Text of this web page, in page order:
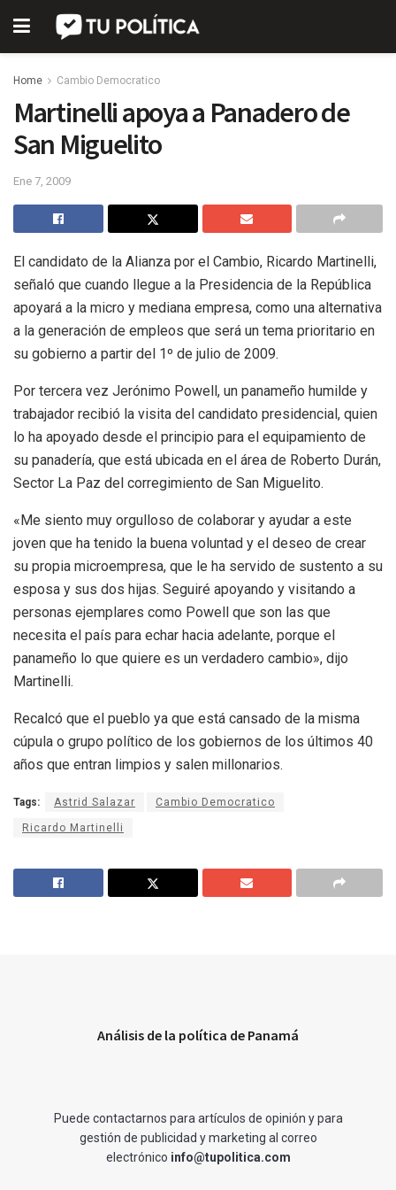
Home Cambio Democratico
Martinelli apoya a Panadero de
San Miguelito
Ene 7, 2009
El candidato de la Alianza por el Cambio, Ricardo Martinelli,
señaló que cuando llegue a la Presidencia de la República
apoyará a la micro y mediana empresa, como una alternativa
a la generación de empleos que será un tema prioritario en
su gobierno a partir del 1º de julio de 2009.
Por tercera vez Jerónimo Powell, un panameño humilde y
trabajador recibió la visita del candidato presidencial, quien
lo ha apoyado desde el principio para el equipamiento de
su panadería, que está ubicada en el área de Roberto Durán,
Sector La Paz del corregimiento de San Miguelito.
«Me siento muy orgulloso de colaborar y ayudar a este
joven que ha tenido la buena voluntad y el deseo de crear
su propia microempresa, que le ha servido de sustento a su
esposa y sus dos hijas. Seguiré apoyando y visitando a
personas ejemplares como Powell que son las que
necesita el país para echar hacia adelante, porque el
panameño lo que quiere es un verdadero cambio», dijo
Martinelli.
Recalcó que el pueblo ya que está cansado de la misma
cúpula o grupo político de los gobiernos de los últimos 40
años que entran limpios y salen millonarios.
Tags: Astrid Salazar Cambio Democratico
Ricardo Martinelli
Análisis de la política de Panamá
Puede contactarnos para artículos de opinión y para
gestión de publicidad y marketing al correo
electrónico info@tupolitica.com